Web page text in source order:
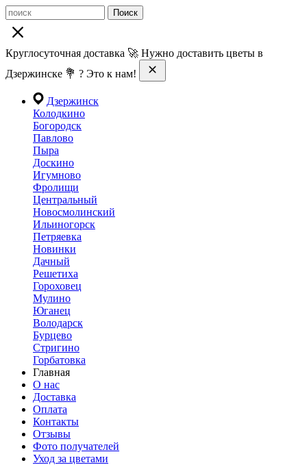
Поиск
Круглосуточная доставка 🚀 Нужно доставить цветы в
Дзержинске 💐 ? Это к нам!
Дзержинск
Колодкино
Богородск
Павлово
Пыра
Доскино
Игумново
Фролищи
Центральный
Новосмолинский
Ильиногорск
Петряевка
Новинки
Дачный
Решетиха
Гороховец
Мулино
Юганец
Володарск
Бурцево
Стригино
Горбатовка
Главная
О нас
Доставка
Оплата
Контакты
Отзывы
Фото получателей
Уход за цветами